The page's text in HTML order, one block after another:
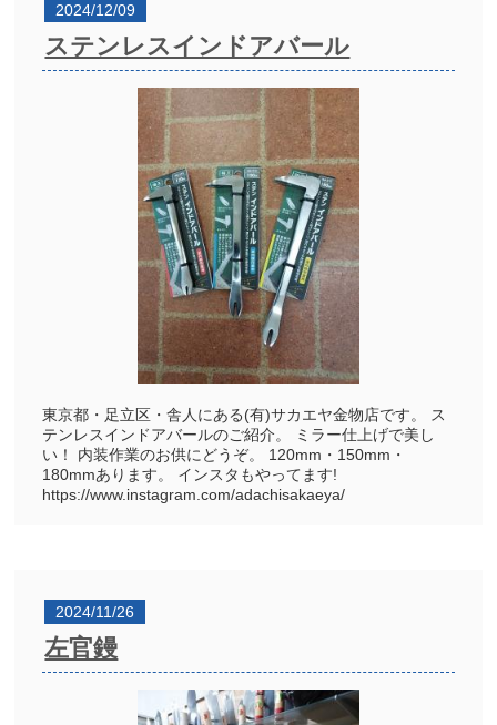
2024/12/09
ステンレスインドアバール
東京都・足立区・舎人にある(有)サカエヤ金物店です。 ス
テンレスインドアバールのご紹介。 ミラー仕上げで美し
い！ 内装作業のお供にどうぞ。 120mm・150mm・
180mmあります。 インスタもやってます!
https://www.instagram.com/adachisakaeya/
2024/11/26
左官鏝